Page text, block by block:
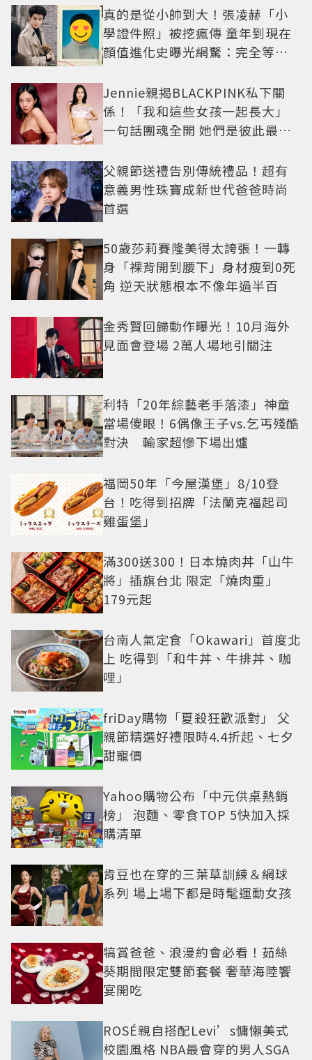
真的是從小帥到大！張凌赫「小
學證件照」被挖瘋傳 童年到現在
顏值進化史曝光網驚：完全等比
Jennie親揭BLACKPINK私下關
係！「我和這些女孩一起長大」
一句話團魂全開 她們是彼此最強
父親節送禮告別傳統禮品！超有
意義男性珠寶成新世代爸爸時尚
首選
50歲莎莉賽隆美得太誇張！一轉
身「裸背開到腰下」身材瘦到0死
角 逆天狀態根本不像年過半百
金秀賢回歸動作曝光！10月海外
見面會登場 2萬人場地引關注
利特「20年綜藝老手落漆」神童
當場傻眼！6偶像王子vs.乞丐殘酷
對決 輸家超慘下場出爐
福岡50年「今屋漢堡」8/10登
台！吃得到招牌「法蘭克福起司
雞蛋堡」
滿300送300！日本燒肉丼「山牛
將」插旗台北 限定「燒肉重」
179元起
台南人氣定食「Okawari」首度北
上 吃得到「和牛丼、牛排丼、咖
哩」
friDay購物「夏殺狂歡派對」 父
親節精選好禮限時4.4折起、七夕
甜寵價
Yahoo購物公布「中元供桌熱銷
榜」 泡麵、零食TOP 5快加入採
購清單
肯豆也在穿的三葉草訓練＆網球
系列 場上場下都是時髦運動女孩
犒賞爸爸、浪漫約會必看！茹絲
葵期間限定雙節套餐 奢華海陸饗
宴開吃
ROSÉ親自搭配Levi’s慵懶美式
校園風格 NBA最會穿的男人SGA